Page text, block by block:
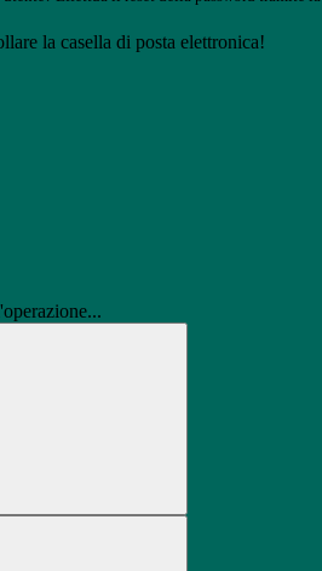
la casella di posta elettronica!